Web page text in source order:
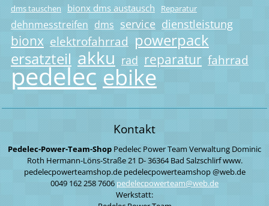
dms tauschen bionx dms austausch Reparatur
dehnmesstreifen dms service dienstleistung
bionx elektrofahrrad powerpack
ersatzteil akku rad reparatur fahrrad
pedelec ebike
Kontakt
Pedelec-Power-Team-Shop Pedelec Power Team Verwaltung Dominic
Roth Hermann-Löns-Straße 21 D- 36364 Bad Salzschlirfwww.
pedelecpowerteamshop.depedelecpowerteamshop@web.de
0049 162 258 7606 pedelecpowerteam@web.de
Werkstatt: